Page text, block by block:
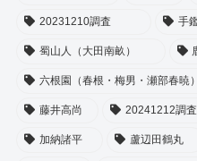
20231210調査 手
蜀山人（大田南畝）
六根園（春根・梅男・瀬部春暁）
藤井高尚 20241212調査
加納諸平 蘆辺田鶴丸